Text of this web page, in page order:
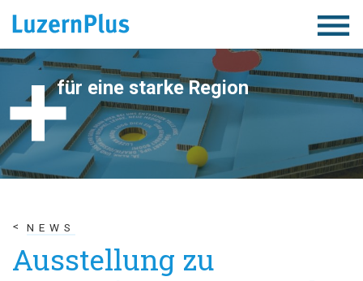
für eine starke Region
NEWS
Ausstellung zu